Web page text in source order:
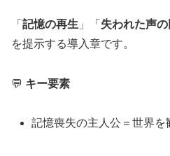
「 記憶の再生 」「 失われた声の
を提示する導入章です。
💬 キー要素
記憶喪失の主人公＝世界を